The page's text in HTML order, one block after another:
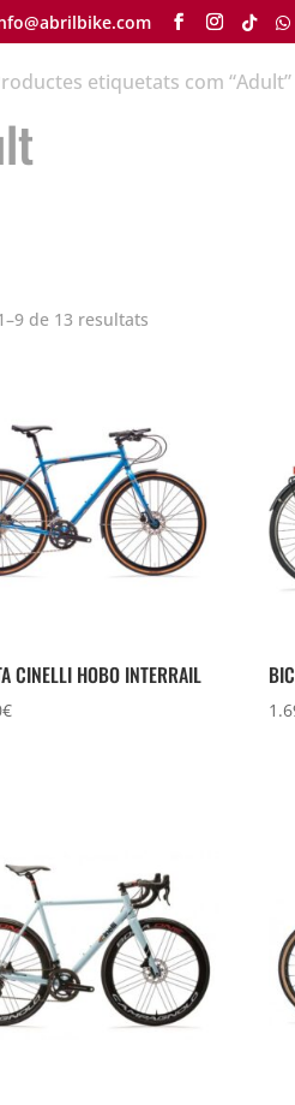
etiquetats com “Adult”
de 13 resultats
CINELLI HOBO INTERRAIL
€